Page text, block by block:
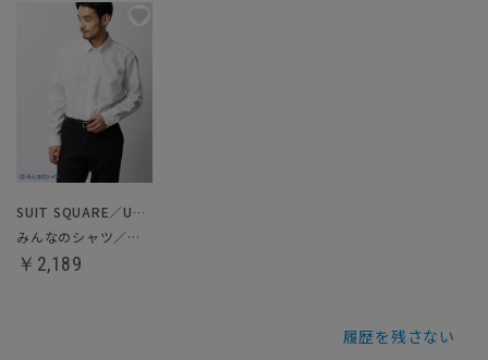
SUIT SQUARE／UNIVERSAL LANGUAGE
みんなのシャツ／イージーケアドレスシャツ
￥2,189
履歴を残さない